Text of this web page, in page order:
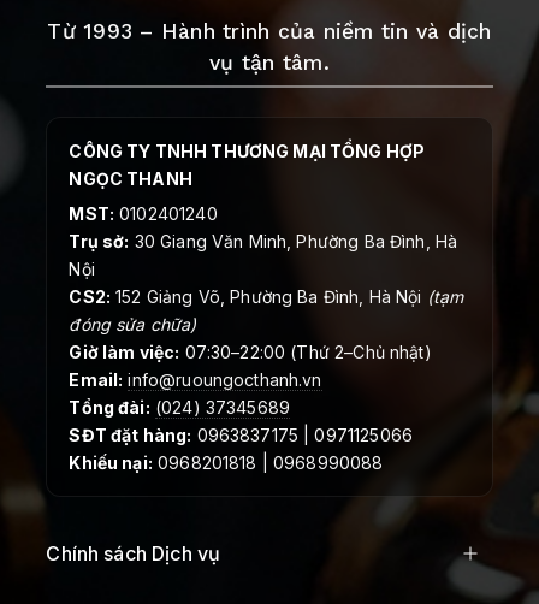
Từ 1993 – Hành trình của niềm tin và dịch
vụ tận tâm.
CÔNG TY TNHH THƯƠNG MẠI TỔNG HỢP
NGỌC THANH
MST: 0102401240
Trụ sở: 30 Giang Văn Minh, Phường Ba Đình, Hà
Nội
CS2: 152 Giảng Võ, Phường Ba Đình, Hà Nội (tạm
đóng sửa chữa)
Giờ làm việc: 07:30–22:00 (Thứ 2–Chủ nhật)
Email: info@ruoungocthanh.vn
Tổng đài: (024) 37345689
SĐT đặt hàng: 0963837175 | 0971125066
Khiếu nại: 0968201818 | 0968990088
Chính sách Dịch vụ